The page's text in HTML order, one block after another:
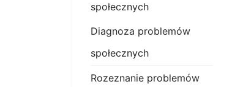
społecznych
Diagnoza problemów
społecznych
Rozeznanie problemów